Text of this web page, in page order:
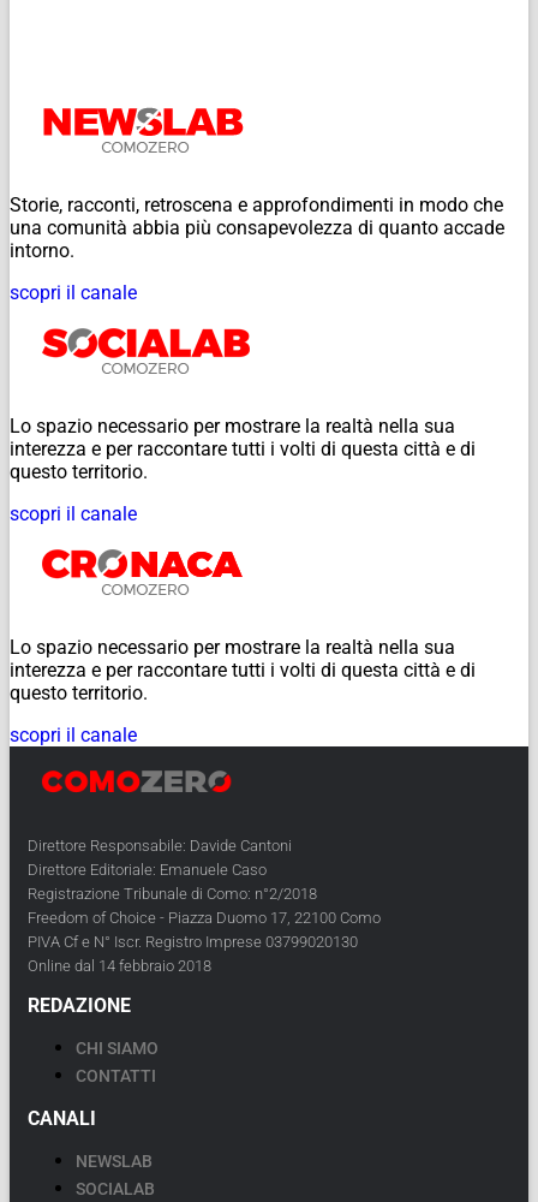
Storie, racconti, retroscena e approfondimenti in modo che
una comunità abbia più consapevolezza di quanto accade
intorno.
scopri il canale
Lo spazio necessario per mostrare la realtà nella sua
interezza e per raccontare tutti i volti di questa città e di
questo territorio.
scopri il canale
Lo spazio necessario per mostrare la realtà nella sua
interezza e per raccontare tutti i volti di questa città e di
questo territorio.
scopri il canale
Direttore Responsabile: Davide Cantoni
Direttore Editoriale: Emanuele Caso
Registrazione Tribunale di Como: n°2/2018
Freedom of Choice - Piazza Duomo 17, 22100 Como
PIVA Cf e N° Iscr. Registro Imprese 03799020130
Online dal 14 febbraio 2018
REDAZIONE
CHI SIAMO
CONTATTI
CANALI
NEWSLAB
SOCIALAB